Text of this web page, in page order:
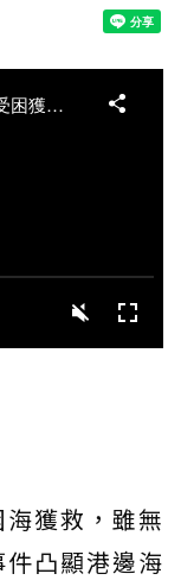
獲救，雖無
凸顯港邊海